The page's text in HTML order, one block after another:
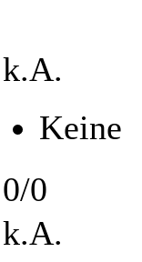
k.A.
Keine
0/0
k.A.